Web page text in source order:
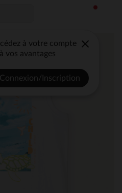
à votre compte
vos avantages
Connexion/Inscription